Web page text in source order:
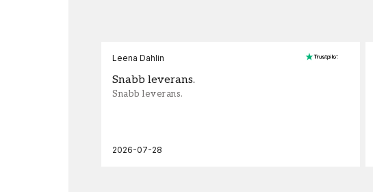
Leena Dahlin
Snabb leverans.
Snabb leverans.
2026-07-28